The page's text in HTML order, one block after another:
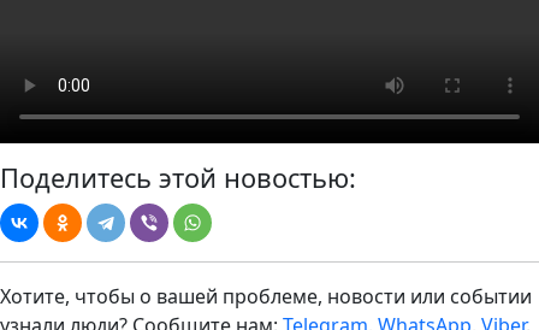
Поделитесь этой новостью:
Хотите, чтобы о вашей проблеме, новости или событии